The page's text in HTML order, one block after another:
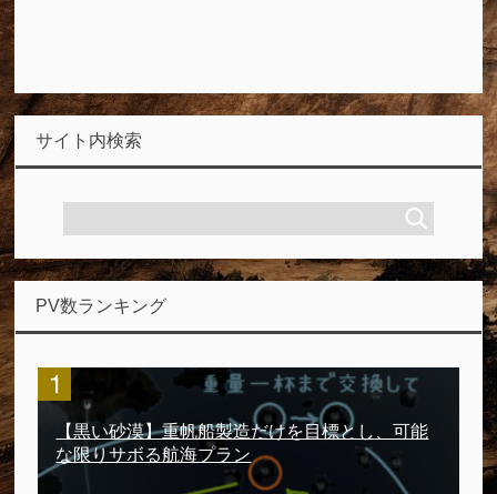
サイト内検索
PV数ランキング
【黒い砂漠】重帆船製造だけを目標とし、可能
な限りサボる航海プラン